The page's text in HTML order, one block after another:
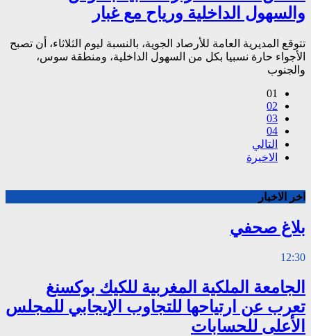
والسهول الداخلية ورياح مع غبار
تتوقع المديرية العامة للأرصاد الجوية، بالنسبة ليوم الثلاثاء، أن تصبح
الأجواء حارة نسبيا بكل من السهول الداخلية، ومنطقة سوس،
والجنوب
01
02
03
04
التالي
الاخيرة
اخر الاخبار
بلاغ صحفي
12:30
الجامعة الملكية المغربية للكيك بوكسنغ
تعرب عن ارتياحها للتجاوب الإيجابي للمجلس
الأعلى للحسابات